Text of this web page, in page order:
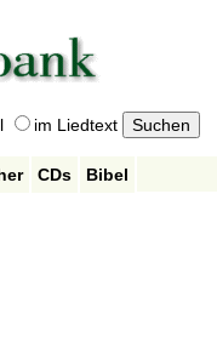
im Liedtext
CDs
Bibel